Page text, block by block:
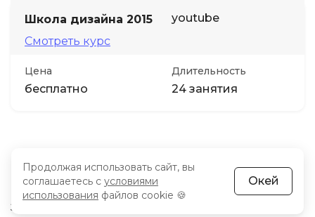
Школа дизайна 2015
Смотреть курс
youtube
Цена
бесплатно
Длительность
24 занятия
Бесплатные тренажеры и блоги по
графическому дизайну
Здесь собраны обучающие тренажеры и блоги.
Продолжая использовать сайт, вы
соглашаетесь с условиями
использования файлов cookie 🍪
Окей